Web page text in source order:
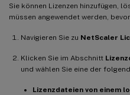
Sie können Lizenzen hinzufügen,
müssen angewendet werden,
Navigieren Sie zu NetScaler
Klicken Sie im Abschnitt
und wählen Sie eine der
Lizenzdateien von einem